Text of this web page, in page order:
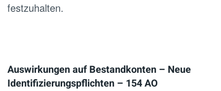
festzuhalten.
Auswirkungen auf Bestandkonten – Neue
Identifizierungspflichten – 154 AO